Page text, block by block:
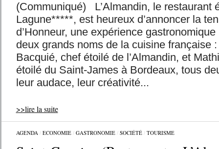
(Communiqué) L’Almandin, le restaurant
Lagune*****, est heureux d’annoncer la
d’Honneur, une expérience
deux grands noms de la cuisine française
Bacquié, chef étoilé de l’Almandin, et
étoilé du Saint-James à Bordeaux, tous
leur audace, leur créativité...
>>lire la suite
AGENDA/ ECONOMIE/ GASTRONOMIE/ SOCIÉTÉ/ TOURISME